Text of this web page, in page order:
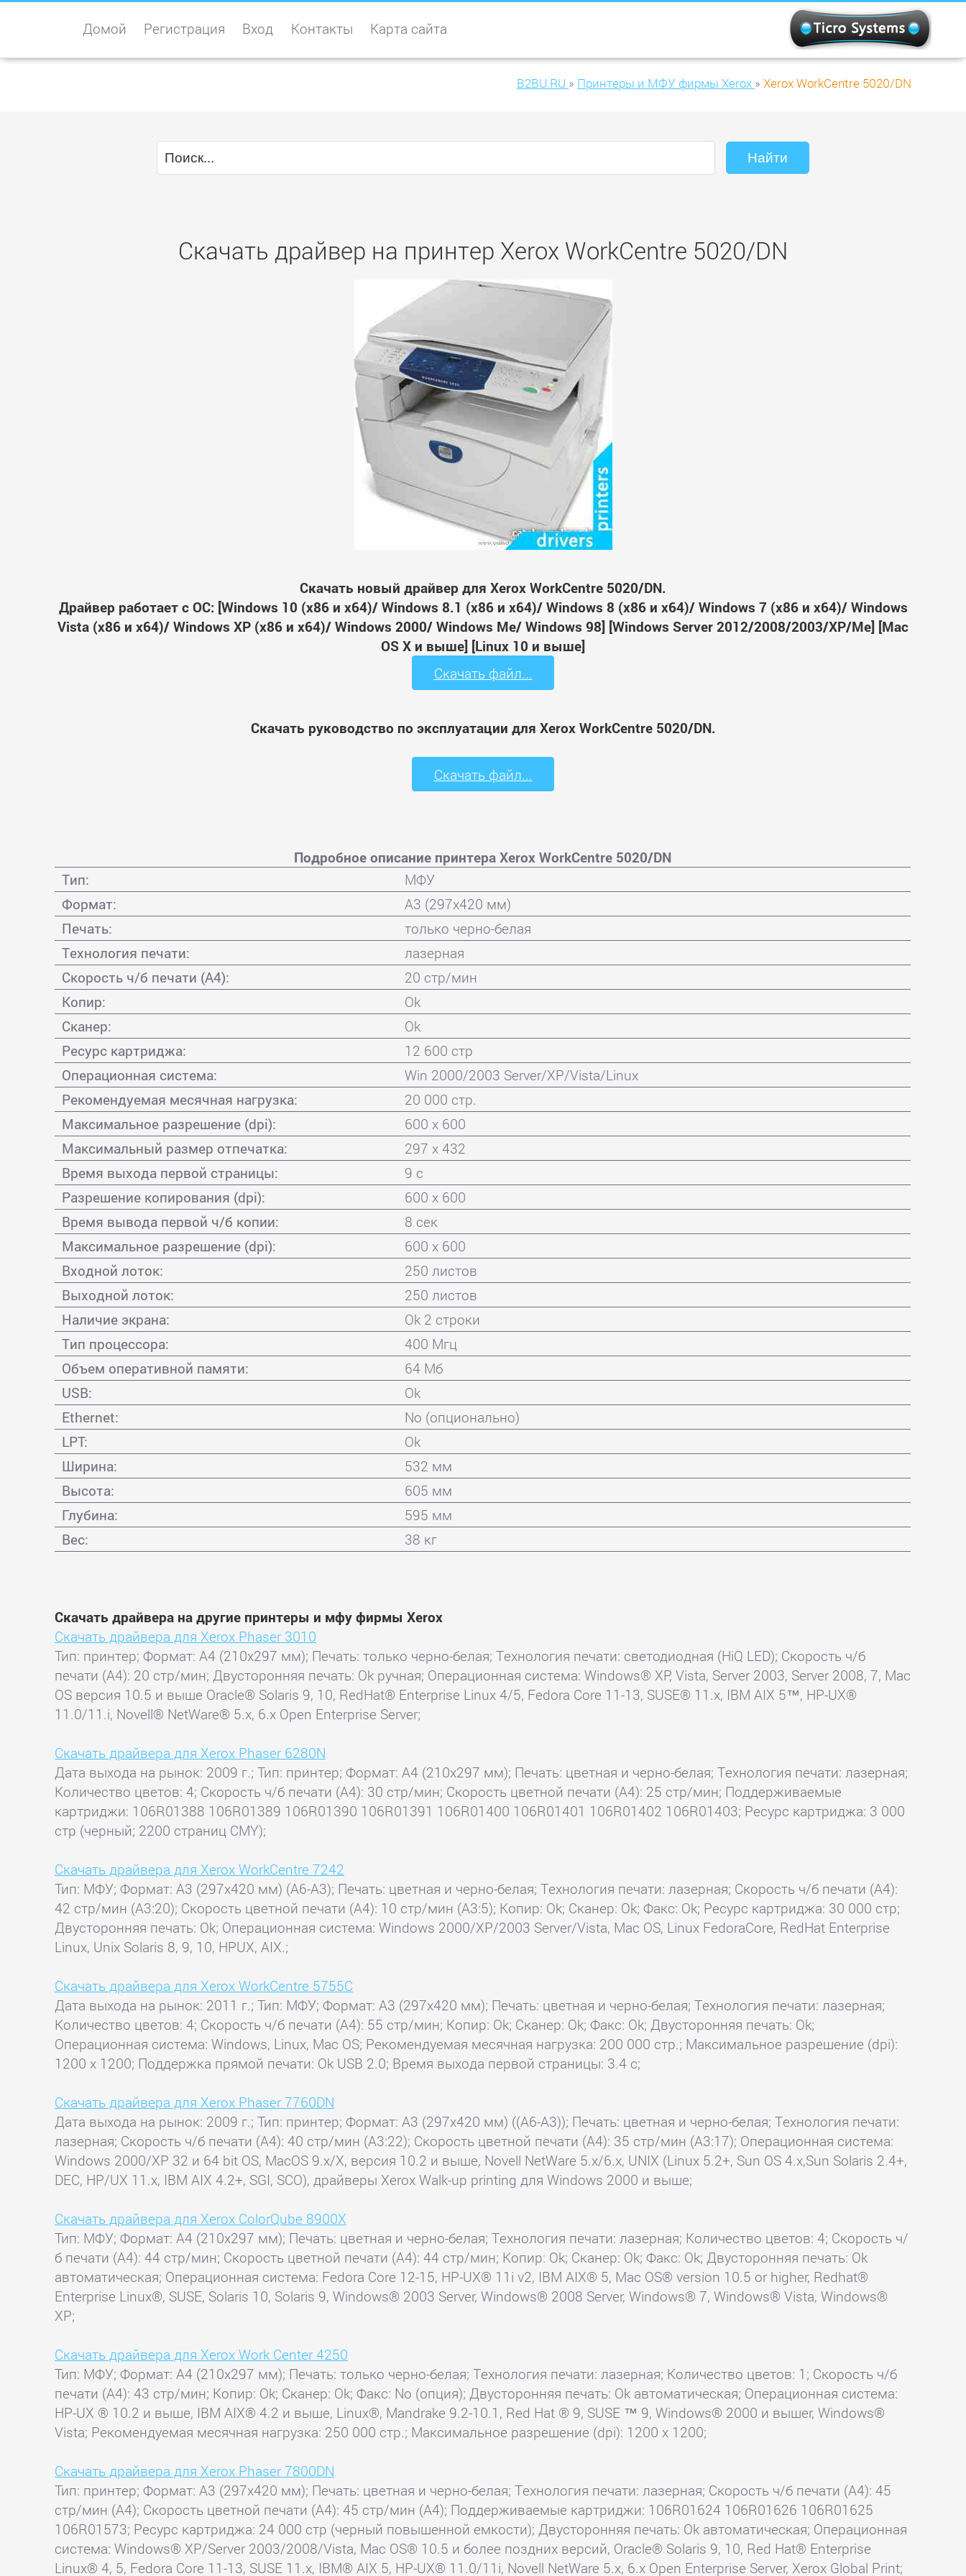
Домой Регистрация Вход Контакты Карта сайта
B2BU.RU » Принтеры и МФУ фирмы Xerox » Xerox WorkCentre 5020/DN
Скачать драйвер на принтер Xerox WorkCentre 5020/DN
Скачать новый драйвер для Xerox WorkCentre 5020/DN.
Драйвер работает с ОС: [Windows 10 (x86 и x64)/ Windows 8.1 (x86 и x64)/ Windows 8 (x86 и x64)/ Windows 7 (x86 и x64)/ Windows
Vista (x86 и x64)/ Windows XP (x86 и x64)/ Windows 2000/ Windows Me/ Windows 98] [Windows Server 2012/2008/2003/XP/Me] [Mac
OS X и выше] [Linux 10 и выше]
Скачать файл...
Скачать руководство по эксплуатации для Xerox WorkCentre 5020/DN.
Скачать файл...
Подробное описание принтера Xerox WorkCentre 5020/DN
Тип:
МФУ
Формат:
A3 (297x420 мм)
Печать:
только черно-белая
Технология печати:
лазерная
Скорость ч/б печати (А4):
20 стр/мин
Копир:
Ok
Сканер:
Ok
Ресурс картриджа:
12 600 стр
Операционная система:
Win 2000/2003 Server/XP/Vista/Linux
Рекомендуемая месячная нагрузка:
20 000 стр.
Максимальное разрешение (dpi):
600 x 600
Максимальный размер отпечатка:
297 x 432
Время выхода первой страницы:
9 с
Разрешение копирования (dpi):
600 x 600
Время вывода первой ч/б копии:
8 сек
Максимальное разрешение (dpi):
600 x 600
Входной лоток:
250 листов
Выходной лоток:
250 листов
Наличие экрана:
Ok 2 строки
Тип процессора:
400 Мгц
Объем оперативной памяти:
64 Мб
USB:
Ok
Ethernet:
No (опционально)
LPT:
Ok
Ширина:
532 мм
Высота:
605 мм
Глубина:
595 мм
Вес:
38 кг
Скачать драйвера на другие принтеры и мфу фирмы Xerox
Скачать драйвера для Xerox Phaser 3010
Тип: принтер; Формат: A4 (210x297 мм); Печать: только черно-белая; Технология печати: светодиодная (HiQ LED); Скорость ч/б
печати (А4): 20 стр/мин; Двусторонняя печать: Ok ручная; Операционная система: Windows® XP, Vista, Server 2003, Server 2008, 7, Mac
OS версия 10.5 и выше Oracle® Solaris 9, 10, RedHat® Enterprise Linux 4/5, Fedora Core 11-13, SUSE® 11.x, IBM AIX 5™, HP-UX®
11.0/11.i, Novell® NetWare® 5.x, 6.x Open Enterprise Server;
Скачать драйвера для Xerox Phaser 6280N
Дата выхода на рынок: 2009 г.; Тип: принтер; Формат: A4 (210x297 мм); Печать: цветная и черно-белая; Технология печати: лазерная;
Количество цветов: 4; Скорость ч/б печати (А4): 30 стр/мин; Скорость цветной печати (А4): 25 стр/мин; Поддерживаемые
картриджи: 106R01388 106R01389 106R01390 106R01391 106R01400 106R01401 106R01402 106R01403; Ресурс картриджа: 3 000
стр (черный; 2200 страниц CMY);
Скачать драйвера для Xerox WorkCentre 7242
Тип: МФУ; Формат: A3 (297x420 мм) (A6-A3); Печать: цветная и черно-белая; Технология печати: лазерная; Скорость ч/б печати (А4):
42 стр/мин (A3:20); Скорость цветной печати (А4): 10 стр/мин (A3:5); Копир: Ok; Сканер: Ok; Факс: Ok; Ресурс картриджа: 30 000 стр;
Двусторонняя печать: Ok; Операционная система: Windows 2000/XP/2003 Server/Vista, Mac OS, Linux FedoraCore, RedHat Enterprise
Linux, Unix Solaris 8, 9, 10, HPUX, AIX.;
Скачать драйвера для Xerox WorkCentre 5755C
Дата выхода на рынок: 2011 г.; Тип: МФУ; Формат: A3 (297x420 мм); Печать: цветная и черно-белая; Технология печати: лазерная;
Количество цветов: 4; Скорость ч/б печати (А4): 55 стр/мин; Копир: Ok; Сканер: Ok; Факс: Ok; Двусторонняя печать: Ok;
Операционная система: Windows, Linux, Mac OS; Рекомендуемая месячная нагрузка: 200 000 стр.; Максимальное разрешение (dpi):
1200 x 1200; Поддержка прямой печати: Ok USB 2.0; Время выхода первой страницы: 3.4 с;
Скачать драйвера для Xerox Phaser 7760DN
Дата выхода на рынок: 2009 г.; Тип: принтер; Формат: A3 (297x420 мм) ((A6-A3)); Печать: цветная и черно-белая; Технология печати:
лазерная; Скорость ч/б печати (А4): 40 стр/мин (А3:22); Скорость цветной печати (А4): 35 стр/мин (A3:17); Операционная система:
Windows 2000/XP 32 и 64 bit OS, MacOS 9.x/X, версия 10.2 и выше, Novell NetWare 5.x/6.x, UNIX (Linux 5.2+, Sun OS 4.x,Sun Solaris 2.4+,
DEC, HP/UX 11.x, IBM AIX 4.2+, SGI, SCO), драйверы Xerox Walk-up printing для Windows 2000 и выше;
Скачать драйвера для Xerox ColorQube 8900X
Тип: МФУ; Формат: A4 (210x297 мм); Печать: цветная и черно-белая; Технология печати: лазерная; Количество цветов: 4; Скорость ч/
б печати (А4): 44 стр/мин; Скорость цветной печати (А4): 44 стр/мин; Копир: Ok; Сканер: Ok; Факс: Ok; Двусторонняя печать: Ok
автоматическая; Операционная система: Fedora Core 12-15, HP-UX® 11i v2, IBM AIX® 5, Mac OS® version 10.5 or higher, Redhat®
Enterprise Linux®, SUSE, Solaris 10, Solaris 9, Windows® 2003 Server, Windows® 2008 Server, Windows® 7, Windows® Vista, Windows®
XP;
Скачать драйвера для Xerox Work Center 4250
Тип: МФУ; Формат: A4 (210x297 мм); Печать: только черно-белая; Технология печати: лазерная; Количество цветов: 1; Скорость ч/б
печати (А4): 43 стр/мин; Копир: Ok; Сканер: Ok; Факс: No (опция); Двусторонняя печать: Ok автоматическая; Операционная система:
HP-UX ® 10.2 и выше, IBM AIX® 4.2 и выше, Linux®, Mandrake 9.2-10.1, Red Hat ® 9, SUSE ™ 9, Windows® 2000 и вышеr, Windows®
Vista; Рекомендуемая месячная нагрузка: 250 000 стр.; Максимальное разрешение (dpi): 1200 x 1200;
Скачать драйвера для Xerox Phaser 7800DN
Тип: принтер; Формат: A3 (297x420 мм); Печать: цветная и черно-белая; Технология печати: лазерная; Скорость ч/б печати (А4): 45
стр/мин (A4); Скорость цветной печати (А4): 45 стр/мин (A4); Поддерживаемые картриджи: 106R01624 106R01626 106R01625
106R01573; Ресурс картриджа: 24 000 стр (черный повышенной емкости); Двусторонняя печать: Ok автоматическая; Операционная
система: Windows® XP/Server 2003/2008/Vista, Mac OS® 10.5 и более поздних версий, Oracle® Solaris 9, 10, Red Hat® Enterprise
Linux® 4, 5, Fedora Core 11-13, SUSE 11.x, IBM® AIX 5, HP-UX® 11.0/11i, Novell NetWare 5.x, 6.x Open Enterprise Server, Xerox Global Print;